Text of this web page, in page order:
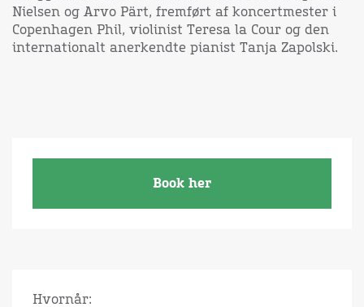
Nielsen og Arvo Pärt, fremført af koncertmester i
Copenhagen Phil, violinist Teresa la Cour og den
internationalt anerkendte pianist Tanja Zapolski.
Book her
Hvornår: